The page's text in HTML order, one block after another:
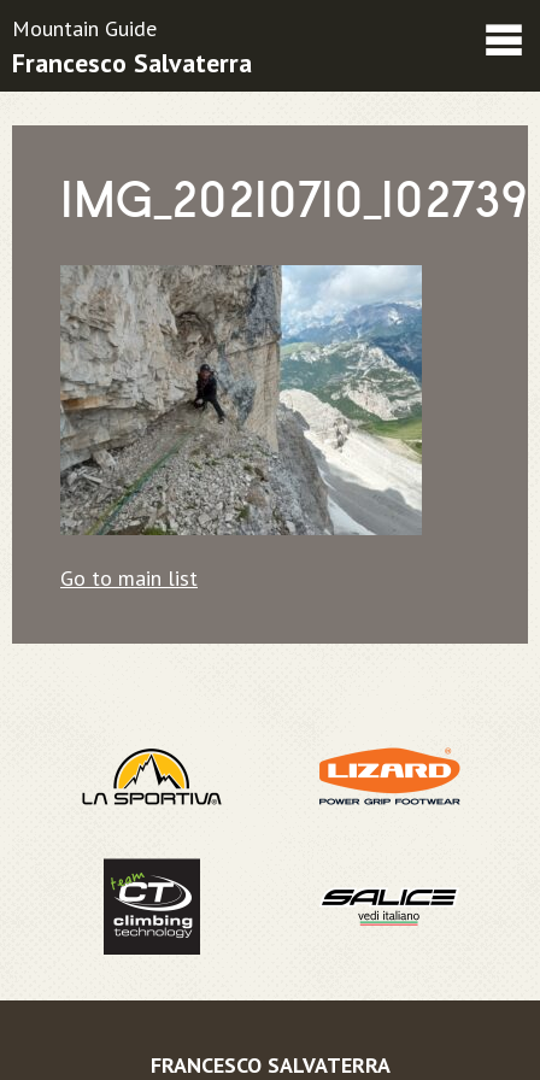
Friends
Mountain Guide
Francesco Salvaterra
IMG_20210710_102739
Go to main list
FRANCESCO SALVATERRA